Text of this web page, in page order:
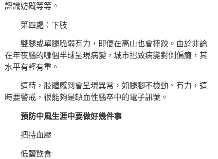
認識妨礙等等。
第四處：下肢
雙腿或單腿脆弱有力，即便在高山也會摔跤。由於非論
在年夜腦的哪個半球呈現病變，城市招致病變對側偏癱，其
水平有輕有重。
這時，肢體感到會呈現異常，如腿腳不機動、有力，這
時要警戒，很能夠是缺血性腦卒中的電子訊號。
預防中風生涯中要做好幾件事
把持血壓
低鹽飲食